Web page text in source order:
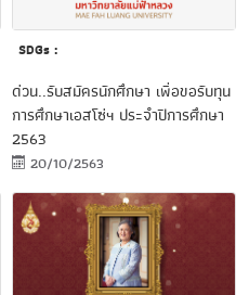
SDGs :
ด่วน..รับสมัครนักศึกษา เพื่อขอรับทุน
การศึกษาเอสโซ่ฯ ประจำปีการศึกษา
2563
20/10/2563